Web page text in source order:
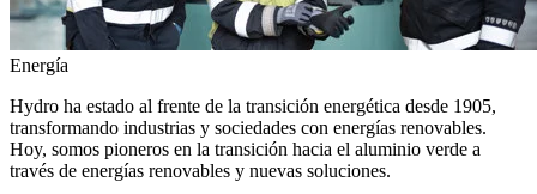
Energía
Hydro ha estado al frente de la transición energética desde 1905,
transformando industrias y sociedades con energías renovables.
Hoy, somos pioneros en la transición hacia el aluminio verde a
través de energías renovables y nuevas soluciones.